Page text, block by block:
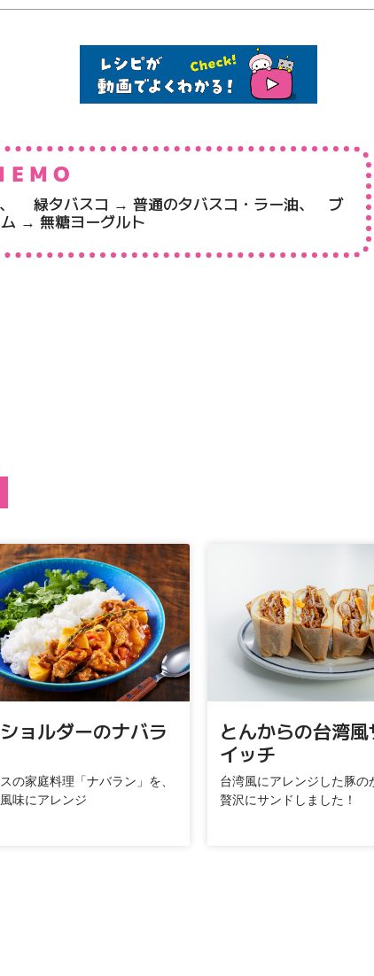
緑タバスコ → 普通のタバスコ・ラー油、 ブ
→ 無糖ヨーグルト
ョルダーのナバラ
の家庭料理「ナバラン」を、
味にアレンジ
とんからの台湾風
イッチ
台湾風にアレンジした豚の
贅沢にサンドしました！